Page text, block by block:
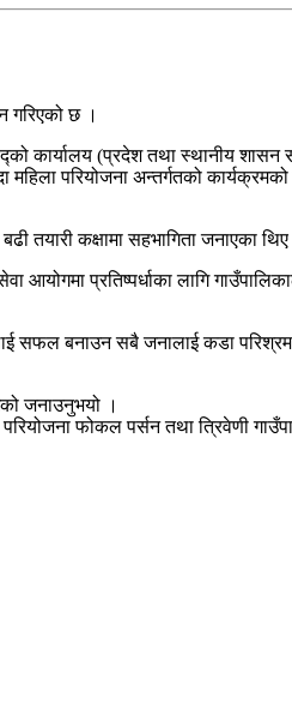
गरिएको छ ।
कार्यालय (प्रदेश तथा स्थानीय
परियोजना अन्तर्गतको
तयारी कक्षामा सहभागिता जनाएका थिए
आयोगमा प्रतिष्पर्धाका लागि
सफल बनाउन सबै जनालाई कडा परिश्रम
जनाउनुभयो ।
फोकल पर्सन तथा त्रिवेणी